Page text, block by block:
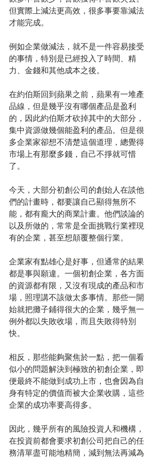
但實際上減法更高效，很多事要靠減法
才能完成。
例如企業做減法，就不是一件容易接受
的事情，特別是已經投入了時間、精
力、金錢和其他成本之後。
在約伯斯回到蘋果之前，蘋果有一堆產
品線，但是幾乎沒有哪個產品是盈利
的，因此約伯斯才砍掉其中的大部分，
集中資源做幾個能盈利的產品。但是很
多企業家卻想不清楚這個道理，總覺得
市場上有那麼多錢，自己不掙就可惜
了。
今天，大部分初創公司的創始人在談他
們的計畫時，都要讓自己顯得無所不
能，都有龐大的商業計畫。他們談論的
以及所做的，常常是全面挑戰行業裡現
有的企業，甚至想顛覆整個行業。
企業家有點雄心是好事，但通常的結果
都是事與願違。一個初創企業，各方面
的資源都有限，又沒有現成的產品和市
場，照理講不該做太多事情。那些一開
始就把攤子鋪得很大的企業，幾乎無一
例外都以失敗收場，而且失敗得特別
快。
相反，那些能夠聚焦於一點，把一個看
似小的問題解決到極致的初創企業，即
便最終不能做到成功上市，也會因為自
身有特定的價值而被大企業收購，這些
企業的成功率要高得多。
因此，幾乎所有的風險投資人和機構，
在投資前都會要求初創公司把自己的任
務清單盡可能地精簡，減到無法再減為